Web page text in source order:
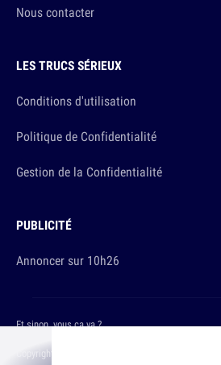
Nous contacter
LES TRUCS SÉRIEUX
Conditions d'utilisation
Politique de Confidentialité
Gestion de la Confidentialité
PUBLICITÉ
Annoncer sur 10h26
Copyright © 2026 The Original Publishing Studio
Et sinon, vous ça va ?